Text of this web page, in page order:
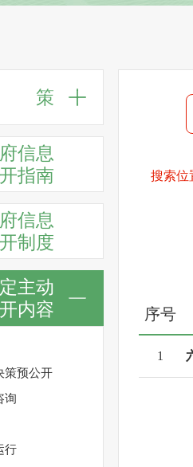
策
信息
指南
信息
制度
主动
内容
策预公开
询
行
搜索位
序号
1